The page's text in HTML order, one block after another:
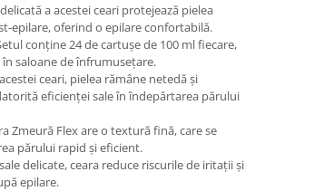
a acestei ceari protejează pielea
epilare, oferind o epilare confortabilă.
conține 24 de cartușe de 100 ml fiecare,
saloane de înfrumusețare.
ceari, pielea rămâne netedă și
eficienței sale în îndepărtarea părului
Zmeură Flex are o textură fină, care se
părului rapid și eficient.
delicate, ceara reduce riscurile de iritații și
epilare.